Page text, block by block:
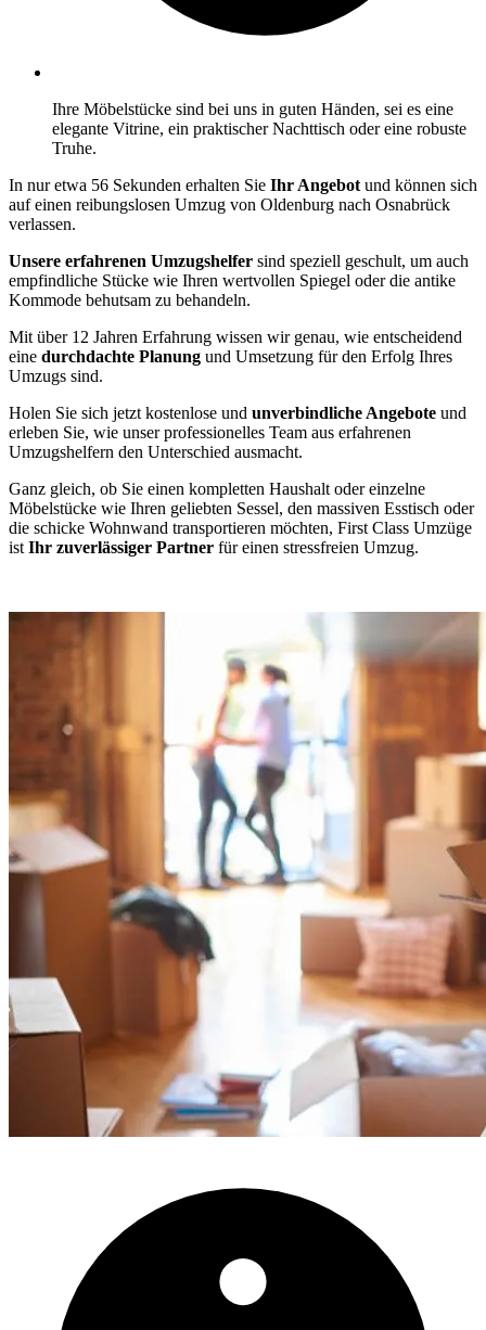
Ihre Möbelstücke sind bei uns in guten Händen, sei es eine
elegante Vitrine, ein praktischer Nachttisch oder eine robuste
Truhe.
In nur etwa 56 Sekunden erhalten Sie Ihr Angebot und können sich
auf einen reibungslosen Umzug von Oldenburg nach Osnabrück
verlassen.
Unsere erfahrenen Umzugshelfer sind speziell geschult, um auch
empfindliche Stücke wie Ihren wertvollen Spiegel oder die antike
Kommode behutsam zu behandeln.
Mit über 12 Jahren Erfahrung wissen wir genau, wie entscheidend
eine durchdachte Planung und Umsetzung für den Erfolg Ihres
Umzugs sind.
Holen Sie sich jetzt kostenlose und unverbindliche Angebote und
erleben Sie, wie unser professionelles Team aus erfahrenen
Umzugshelfern den Unterschied ausmacht.
Ganz gleich, ob Sie einen kompletten Haushalt oder einzelne
Möbelstücke wie Ihren geliebten Sessel, den massiven Esstisch oder
die schicke Wohnwand transportieren möchten, First Class Umzüge
ist Ihr zuverlässiger Partner für einen stressfreien Umzug.